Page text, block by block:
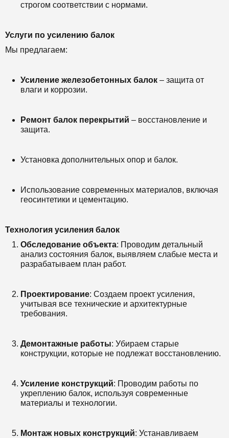
строгом соответствии с нормами.
Услуги по усилению балок
Мы предлагаем:
Усиление железобетонных балок – защита от
влаги и коррозии.
Ремонт балок перекрытий – восстановление и
защита.
Установка дополнительных опор и балок.
Использование современных материалов, включая
геосинтетики и цементацию.
Технология усиления балок
Обследование объекта: Проводим детальный
анализ состояния балок, выявляем слабые места и
разрабатываем план работ.
Проектирование: Создаем проект усиления,
учитывая все технические и архитектурные
требования.
Демонтажные работы: Убираем старые
конструкции, которые не подлежат восстановлению.
Усиление конструкций: Проводим работы по
укреплению балок, используя современные
материалы и технологии.
Монтаж новых конструкций: Устанавливаем